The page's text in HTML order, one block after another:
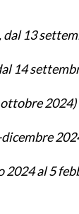
13
14
2024)
2024 al 5